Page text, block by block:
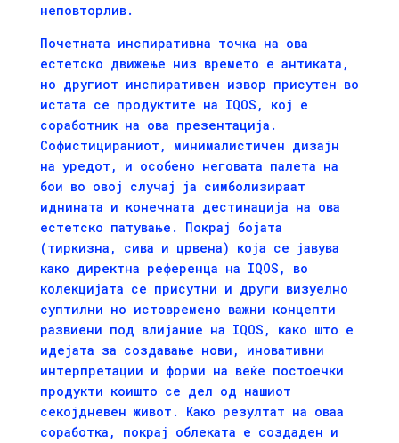
неповторлив.
Почетната инспиративна точка на ова
естетcко движење низ времето е антиката,
но другиот инспиративен извор присутен во
истата се продуктите на IQOS, кој е
соработник на ова презентација.
Софистицираниот, минималистичен дизајн
на уредот, и особено неговата палета на
бои во овој случај ја симболизираат
иднината и конечната дестинација на ова
естетско патување. Покрај бојата
(тиркизна, сива и црвена) која се јавува
како директна референца на IQOS, во
колекцијата се присутни и други визуелно
суптилни но истовремено важни концепти
развиени под влијание на IQOS, како што e
идејата за создавање нови, иновативни
интерпретации и форми на веќе постоечки
продукти коишто се дел од нашиот
секојдневен живот. Како резултат на оваа
соработка, покрај облеката е создаден и